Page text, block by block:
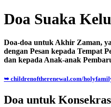
Doa Suaka
Doa-doa untuk Akhir Zaman,
dengan Pesan kepada Tempat
dan kepada Anak-anak
➥ childrenoftherenewal.com/
Doa untuk